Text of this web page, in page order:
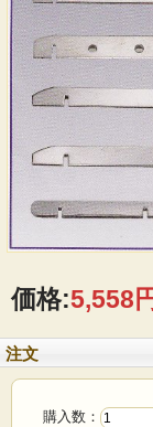
価格:5,558
注文
購入数：